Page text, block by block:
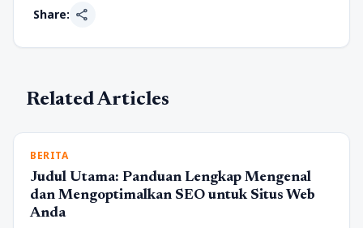
Share: share
Related Articles
BERITA
Judul Utama: Panduan Lengkap Mengenal
dan Mengoptimalkan SEO untuk Situs Web
Anda